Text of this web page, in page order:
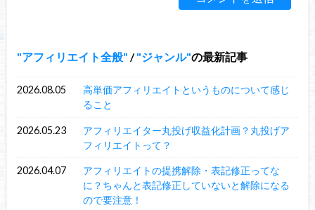
アフィリエイト全般 / ジャンル の最新記事
2026.08.05
高単価アフィリエイトというものについて感じ
ること
2026.05.23
アフィリエイター丸投げ収益化計画？丸投げア
フィリエイトって？
2026.04.07
アフィリエイトの提携解除・表記修正ってな
に？ちゃんと表記修正していないと解除になる
ので要注意！